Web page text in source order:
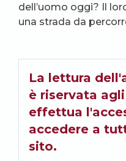
dell’uomo oggi? Il
una strada da
La lettura
è riservata
effettua
accedere a
sito.